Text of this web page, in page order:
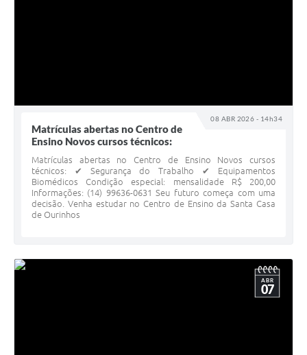
08 ABR 2026 - 14h34
Matrículas abertas no Centro de
Ensino Novos cursos técnicos:
Matrículas abertas no Centro de Ensino Novos cursos
técnicos: ✔ Segurança do Trabalho ✔ Equipamentos
Biomédicos Condição especial: mensalidade R$ 200,00
Informações: (14) 99636-0631 Seu futuro começa com uma
decisão. Venha estudar no Centro de Ensino da Santa Casa
de Ourinhos
ABR
07